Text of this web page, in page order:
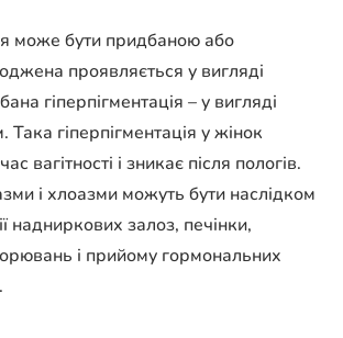
може бути придбаною або
проявляється у вигляді
гіперпігментація – у вигляді
Така гіперпігментація у жінок
вагітності і зникає після пологів.
і хлоазми можуть бути наслідком
надниркових залоз, печінки,
і прийому гормональних